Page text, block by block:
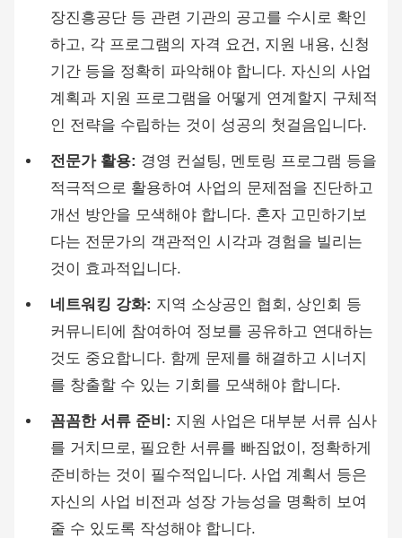
장진흥공단 등 관련 기관의 공고를 수시로 확인
하고, 각 프로그램의 자격 요건, 지원 내용, 신청
기간 등을 정확히 파악해야 합니다. 자신의 사업
계획과 지원 프로그램을 어떻게 연계할지 구체적
인 전략을 수립하는 것이 성공의 첫걸음입니다.
전문가 활용: 경영 컨설팅, 멘토링 프로그램 등을
적극적으로 활용하여 사업의 문제점을 진단하고
개선 방안을 모색해야 합니다. 혼자 고민하기보
다는 전문가의 객관적인 시각과 경험을 빌리는
것이 효과적입니다.
네트워킹 강화: 지역 소상공인 협회, 상인회 등
커뮤니티에 참여하여 정보를 공유하고 연대하는
것도 중요합니다. 함께 문제를 해결하고 시너지
를 창출할 수 있는 기회를 모색해야 합니다.
꼼꼼한 서류 준비: 지원 사업은 대부분 서류 심사
를 거치므로, 필요한 서류를 빠짐없이, 정확하게
준비하는 것이 필수적입니다. 사업 계획서 등은
자신의 사업 비전과 성장 가능성을 명확히 보여
줄 수 있도록 작성해야 합니다.